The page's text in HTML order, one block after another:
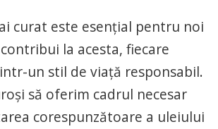
curat este esențial pentru noi
la acesta, fiecare
un stil de viață responsabil.
să oferim cadrul necesar
corespunzătoare a uleiului